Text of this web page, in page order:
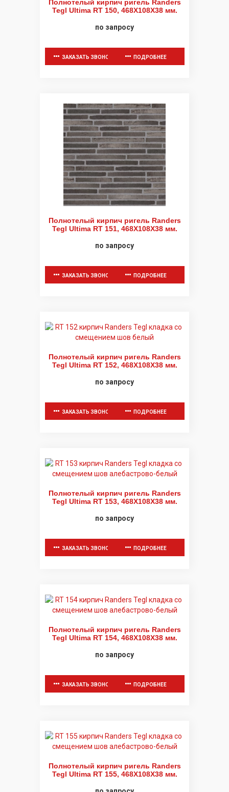
Полнотелый кирпич ригель Randers
Tegl Ultima RT 150, 468X108X38 мм.
по запросу
ЗАКАЗАТЬ ЗВОНОК ПОДРОБНЕЕ
Полнотелый кирпич ригель Randers
Tegl Ultima RT 151, 468X108X38 мм.
по запросу
ЗАКАЗАТЬ ЗВОНОК ПОДРОБНЕЕ
Полнотелый кирпич ригель Randers
Tegl Ultima RT 152, 468X108X38 мм.
по запросу
ЗАКАЗАТЬ ЗВОНОК ПОДРОБНЕЕ
Полнотелый кирпич ригель Randers
Tegl Ultima RT 153, 468X108X38 мм.
по запросу
ЗАКАЗАТЬ ЗВОНОК ПОДРОБНЕЕ
Полнотелый кирпич ригель Randers
Tegl Ultima RT 154, 468X108X38 мм.
по запросу
ЗАКАЗАТЬ ЗВОНОК ПОДРОБНЕЕ
Полнотелый кирпич ригель Randers
Tegl Ultima RT 155, 468X108X38 мм.